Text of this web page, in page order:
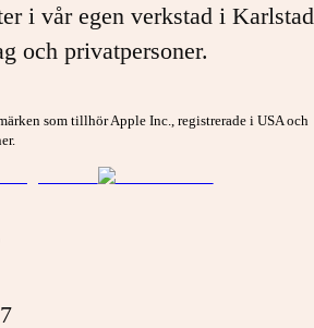
i vår egen verkstad i
och privatpersoner.
som tillhör Apple Inc., registrerade i USA och